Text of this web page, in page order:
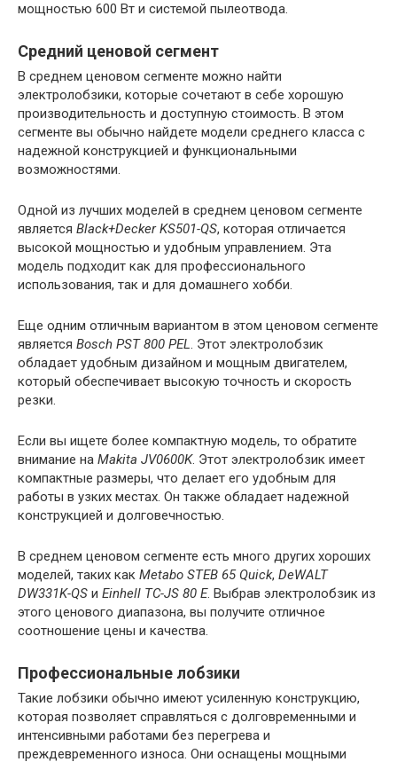
мощностью 600 Вт и системой пылеотвода.
Средний ценовой сегмент
В среднем ценовом сегменте можно найти
электролобзики, которые сочетают в себе хорошую
производительность и доступную стоимость. В этом
сегменте вы обычно найдете модели среднего класса с
надежной конструкцией и функциональными
возможностями.
Одной из лучших моделей в среднем ценовом сегменте
является Black+Decker KS501-QS, которая отличается
высокой мощностью и удобным управлением. Эта
модель подходит как для профессионального
использования, так и для домашнего хобби.
Еще одним отличным вариантом в этом ценовом сегменте
является Bosch PST 800 PEL. Этот электролобзик
обладает удобным дизайном и мощным двигателем,
который обеспечивает высокую точность и скорость
резки.
Если вы ищете более компактную модель, то обратите
внимание на Makita JV0600K. Этот электролобзик имеет
компактные размеры, что делает его удобным для
работы в узких местах. Он также обладает надежной
конструкцией и долговечностью.
В среднем ценовом сегменте есть много других хороших
моделей, таких как Metabo STEB 65 Quick, DeWALT
DW331K-QS и Einhell TC-JS 80 E. Выбрав электролобзик из
этого ценового диапазона, вы получите отличное
соотношение цены и качества.
Профессиональные лобзики
Такие лобзики обычно имеют усиленную конструкцию,
которая позволяет справляться с долговременными и
интенсивными работами без перегрева и
преждевременного износа. Они оснащены мощными